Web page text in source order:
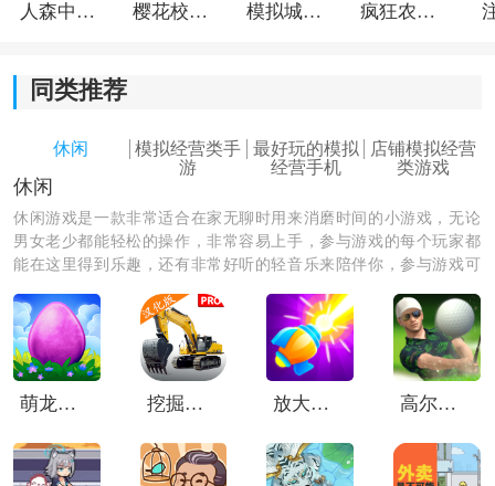
纹身清除模拟器游戏模式：
玩家将按照完整经营路线发展工作室，从设备升级到店
面扩张，逐步挑战更高难度的订单，体验从小店起步的
成长过程。
2、休闲模式：
人森中文版 樱花校园模拟器1.048.00中文版 模拟城市我是巿长联机版 疯狂农场3美国派19
同类推荐
休闲
模拟经营类手
游
最好玩的模拟
经营手机
店铺模拟经营
类游戏
休闲
休闲游戏是一款非常适合在家无聊时用来消磨时间的小游戏，无论
男女老少都能轻松的操作，非常容易上手，参与游戏的每个玩家都
能在这里得到乐趣，还有非常好听的轻音乐来陪伴你，参与游戏可
必备的一款app哦。
萌龙进化论中文版 挖掘机模拟器重制版 放大缩小枪 高尔夫之王世界巡回赛